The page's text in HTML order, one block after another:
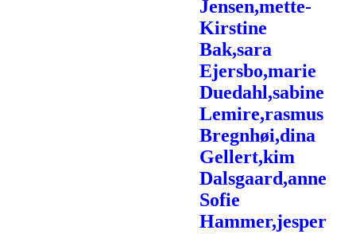
Jensen,mette-
Kirstine
Bak,sara
Ejersbo,marie
Duedahl,sabine
Lemire,rasmus
Bregnhøi,dina
Gellert,kim
Dalsgaard,anne
Sofie
Hammer,jesper